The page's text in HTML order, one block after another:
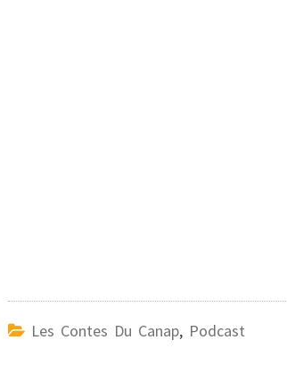
Les Contes Du Canap, Podcast